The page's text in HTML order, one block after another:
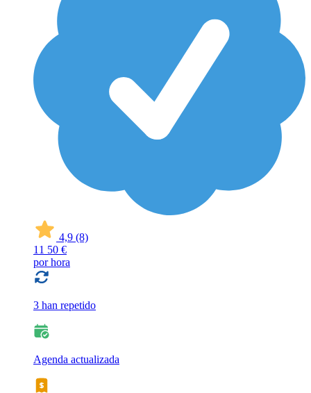
4,9 (8)
11 50 €
por hora
3 han repetido
Agenda actualizada